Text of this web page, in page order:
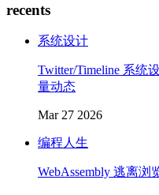
recents
系统设计
Twitter/Timeline 系统
量动态
Mar 27 2026
编程人生
WebAssembly 逃离